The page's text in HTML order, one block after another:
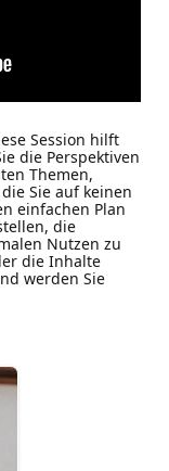
Session hilft
die Perspektiven
Themen,
Sie auf keinen
einfachen Plan
die
Nutzen zu
die Inhalte
werden Sie